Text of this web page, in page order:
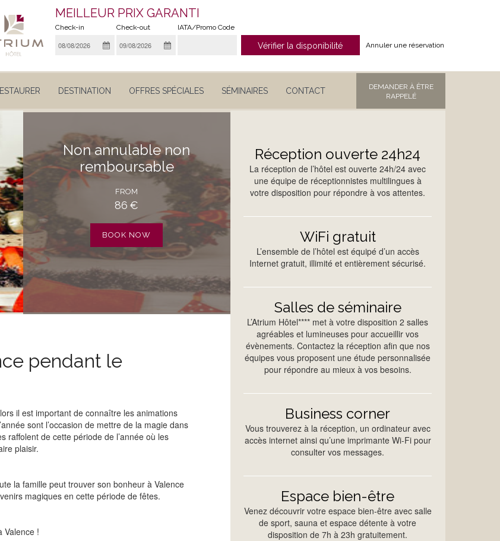
MEILLEUR PRIX GARANTI
Check-in Check-out IATA/Promo Code
Annuler une réservation
DESTINATION OFFRES SPÉCIALES SÉMINAIRES CONTACT
DEMANDER À ÊTRE
RAPPELÉ
non annulable non
remboursable
FROM
86 €
BOOK NOW
pendant le
il est important de connaître les animations
sont l’occasion de mettre de la magie dans
raffolent de cette période de l’année où les
plaisir.
la famille peut trouver son bonheur à Valence
magiques en cette période de fêtes.
Valence !
Réception ouverte 24h24
La réception de l’hôtel est ouverte 24h/24 avec
une équipe de réceptionnistes multilingues à
votre disposition pour répondre à vos attentes.
WiFi gratuit
L’ensemble de l’hôtel est équipé d’un accès
Internet gratuit, illimité et entièrement sécurisé.
Salles de séminaire
L’Atrium Hôtel**** met à votre disposition 2 salles
agréables et lumineuses pour accueillir vos
évènements. Contactez la réception afin que nos
équipes vous proposent une étude personnalisée
pour répondre au mieux à vos besoins.
Business corner
Vous trouverez à la réception, un ordinateur avec
accès internet ainsi qu’une imprimante Wi-Fi pour
consulter vos messages.
Espace bien-être
Venez découvrir votre espace bien-être avec salle
de sport, sauna et espace détente à votre
disposition de 7h à 23h gratuitement.